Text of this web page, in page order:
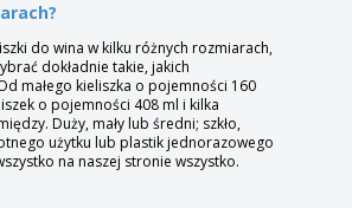
do wina w kilku różnych rozmiarach,
dokładnie takie, jakich
małego kieliszka o pojemności 160
o pojemności 408 ml i kilka
Duży, mały lub średni; szkło,
użytku lub plastik jednorazowego
na naszej stronie wszystko.